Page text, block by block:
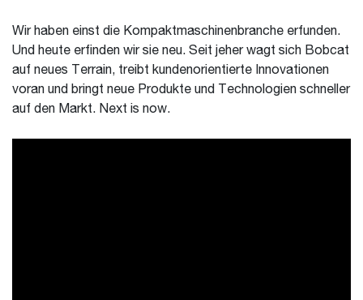
Wir haben einst die Kompaktmaschinenbranche erfunden.
Und heute erfinden wir sie neu. Seit jeher wagt sich Bobcat
auf neues Terrain, treibt kundenorientierte Innovationen
voran und bringt neue Produkte und Technologien schneller
auf den Markt. Next is now.